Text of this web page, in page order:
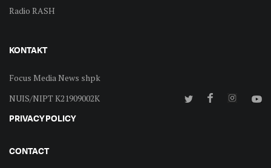
Radio RASH
KONTAKT
Focus Media News shpk
NUIS/NIPT K21909002K
PRIVACY POLICY
CONTACT